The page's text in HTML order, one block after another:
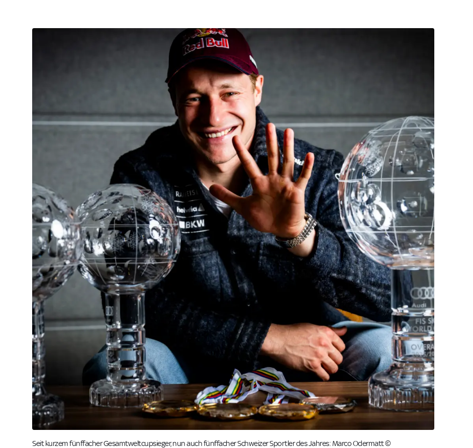
Seit kurzem fünffacher Gesamtweltcupsieger, nun auch fünffacher Schweizer Sportler des Jahres: Marco Odermatt ©